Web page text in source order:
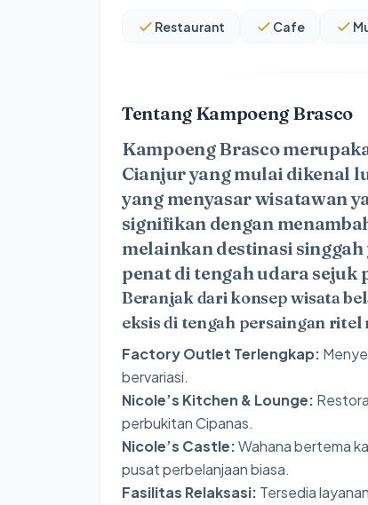
Restaurant Cafe
Tentang Kampoeng Brasco
Kampoeng Brasco
Cianjur yang mulai dikenal
yang menyasar wisatawan
signifikan dengan
melainkan destinasi
penat di tengah udara sejuk
Beranjak dari konsep wisata
eksis di tengah persaingan ritel
Factory Outlet Terlengkap:
bervariasi.
Nicole’s Kitchen & Lounge:
perbukitan Cipanas.
Nicole’s Castle:Wahana bertema
pusat perbelanjaan biasa.
Fasilitas Relaksasi: Tersedia